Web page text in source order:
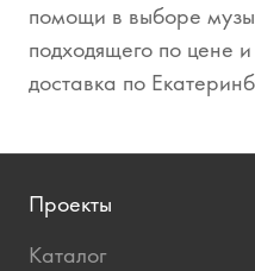
помощи в выборе
подходящего по цене
доставка по
Проекты
Каталог